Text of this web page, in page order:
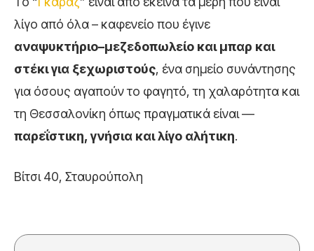
λίγο από όλα – καφενείο που έγινε
αναψυκτήριο–μεζεδοπωλείο και μπαρ και
στέκι για ξεχωριστούς, ένα σημείο συνάντησης
για όσους αγαπούν το φαγητό, τη χαλαρότητα και
τη Θεσσαλονίκη όπως πραγματικά είναι —
παρεΐστικη, γνήσια και λίγο αλήτικη.
Βίτσι 40, Σταυρούπολη